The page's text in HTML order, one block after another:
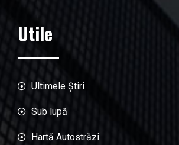
Utile
Ultimele Știri
Sub lupă
Hartă Autostrăzi